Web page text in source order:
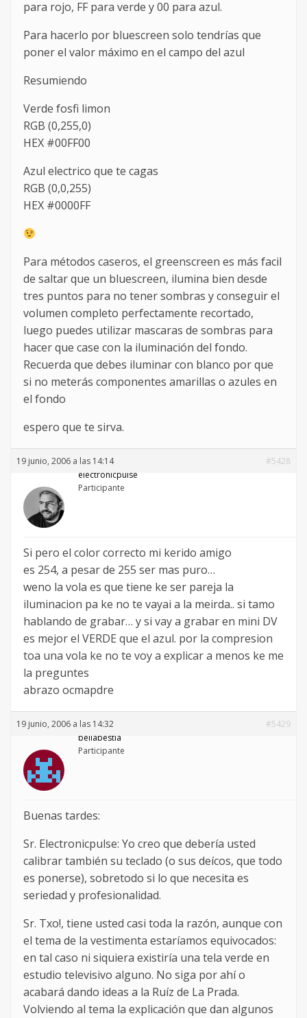
para rojo, FF para verde y 00 para azul.
Para hacerlo por bluescreen solo tendrías que
poner el valor máximo en el campo del azul
Resumiendo
Verde fosfi limon
RGB (0,255,0)
HEX #00FF00
Azul electrico que te cagas
RGB (0,0,255)
HEX #0000FF
Para métodos caseros, el greenscreen es más facil
de saltar que un bluescreen, ilumina bien desde
tres puntos para no tener sombras y conseguir el
volumen completo perfectamente recortado,
luego puedes utilizar mascaras de sombras para
hacer que case con la iluminación del fondo.
Recuerda que debes iluminar con blanco por que
si no meterás componentes amarillas o azules en
el fondo
espero que te sirva.
19 junio, 2006 a las 14:14
#5428
electronicpulse
Participante
Si pero el color correcto mi kerido amigo
es 254, a pesar de 255 ser mas puro…
weno la vola es que tiene ke ser pareja la
iluminacion pa ke no te vayai a la meirda.. si tamo
hablando de grabar… y si vay a grabar en mini DV
es mejor el VERDE que el azul. por la compresion
toa una vola ke no te voy a explicar a menos ke me
la preguntes
abrazo ocmapdre
19 junio, 2006 a las 14:32
#5429
bellabestia
Participante
Buenas tardes:
Sr. Electronicpulse: Yo creo que debería usted
calibrar también su teclado (o sus deícos, que todo
es ponerse), sobretodo si lo que necesita es
seriedad y profesionalidad.
Sr. Txo!, tiene usted casi toda la razón, aunque con
el tema de la vestimenta estaríamos equivocados:
en tal caso ni siquiera existiría una tela verde en
estudio televisivo alguno. No siga por ahí o
acabará dando ideas a la Ruíz de La Prada.
Volviendo al tema la explicación que dan algunos